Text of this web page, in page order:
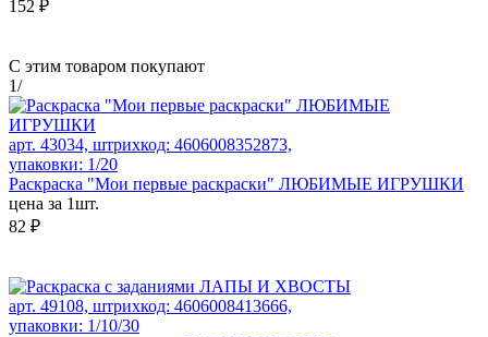
152 ₽
С этим товаром покупают
1/
арт. 43034, штрихкод: 4606008352873,
упаковки: 1/20
Раскраска "Мои первые раскраски" ЛЮБИМЫЕ ИГРУШКИ
цена за 1шт.
82 ₽
арт. 49108, штрихкод: 4606008413666,
упаковки: 1/10/30